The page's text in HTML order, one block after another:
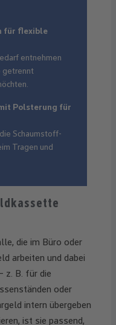
für flexible
entnehmen
getrennt
Polsterung für
Schaumstoff-
Tragen und
die im Büro oder
arbeiten und dabei
z. B. für die
oder
intern übergeben
ist sie passend,